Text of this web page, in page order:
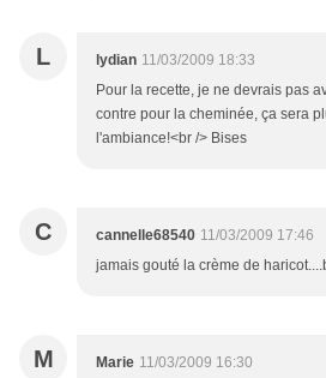
L lydian 11/03/2009 18:33
Pour la recette, je ne devrais pas
contre pour la cheminée, ça sera
l'ambiance!<br /> Bises
C cannelle68540 11/03/2009 17:46
jamais gouté la crème de
M Marie 11/03/2009 16:30